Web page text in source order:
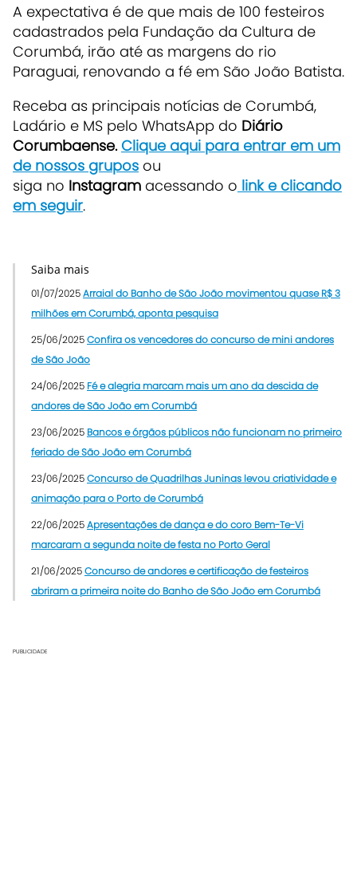
A expectativa é de que mais de 100 festeiros
cadastrados pela Fundação da Cultura de
Corumbá, irão até as margens do rio
Paraguai, renovando a fé em São João Batista.
Receba as principais notícias de Corumbá,
Ladário e MS pelo WhatsApp do Diário
Corumbaense.Clique aqui para entrar em um
de nossos grupos ou
siga no Instagram acessando o link e clicando
em seguir.
Saiba mais
01/07/2025Arraial do Banho de São João movimentou quase R$ 3
milhões em Corumbá, aponta pesquisa
25/06/2025Confira os vencedores do concurso de mini andores
de São João
24/06/2025 Fé e alegria marcam mais um ano da descida de
andores de São João em Corumbá
23/06/2025 Bancos e órgãos públicos não funcionam no primeiro
feriado de São João em Corumbá
23/06/2025Concurso de Quadrilhas Juninas levou criatividade e
animação para o Porto de Corumbá
22/06/2025Apresentações de dança e do coro Bem-Te-Vi
marcaram a segunda noite de festa no Porto Geral
21/06/2025Concurso de andores e certificação de festeiros
abriram a primeira noite do Banho de São João em Corumbá
PUBLICIDADE